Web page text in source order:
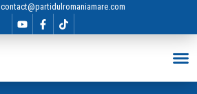
contact@partidulromaniamare.com